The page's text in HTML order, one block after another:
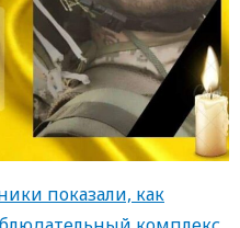
показали, как